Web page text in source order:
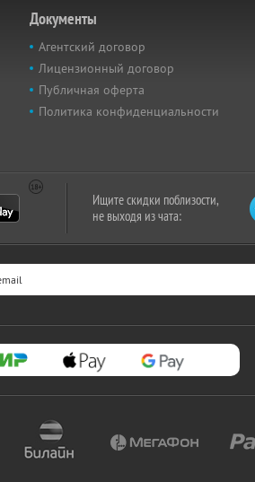
Документы
Агентский договор
Лицензионный договор
Публичная оферта
Политика конфиденциальности
Ищите скидки поблизости,
не выходя из чата: